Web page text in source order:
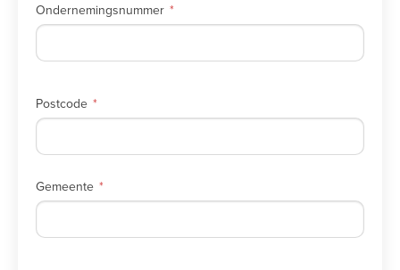
Ondernemingsnummer
Postcode
Gemeente